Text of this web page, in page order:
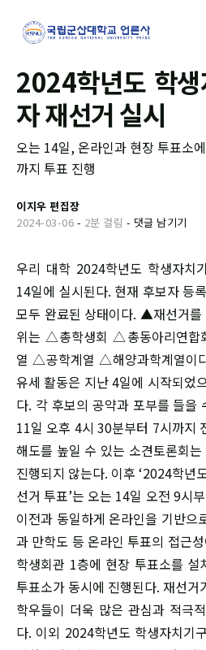
2024학년도 학
자 재선거 실시
오는 14일, 온라인과 현장 투표소
까지 투표 진행
이지우 편집장
2024-03-06 - 2분 걸림 - 댓글 남기기
우리 대학 2024학년도 학생자치
14일에 실시된다. 현재 후보자 등
모두 완료된 상태이다. ▲재선거
위는 △총학생회 △총동아리연
열 △공학계열 △해양과학계열이
유세 활동은 지난 4일에 시작되었
다. 각 후보의 공약과 포부를 들을
11일 오후 4시 30분부터 7시까지
해도를 높일 수 있는 소견토론회
진행되지 않는다. 이후 ‘2024학년
선거 투표’는 오는 14일 오전 9시
이전과 동일하게 온라인을 기반으
과 만학도 등 온라인 투표의 접근
학생회관 1층에 현장 투표소를 설
투표소가 동시에 진행된다. 재선
학우들이 더욱 많은 관심과 적극
다. 이외 2024학년도 학생자치기